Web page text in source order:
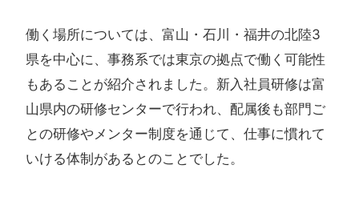
働く場所については、富山・石川・福井の北陸3
県を中心に、事務系では東京の拠点で働く可能性
もあることが紹介されました。新入社員研修は富
山県内の研修センターで行われ、配属後も部門ご
との研修やメンター制度を通じて、仕事に慣れて
いける体制があるとのことでした。